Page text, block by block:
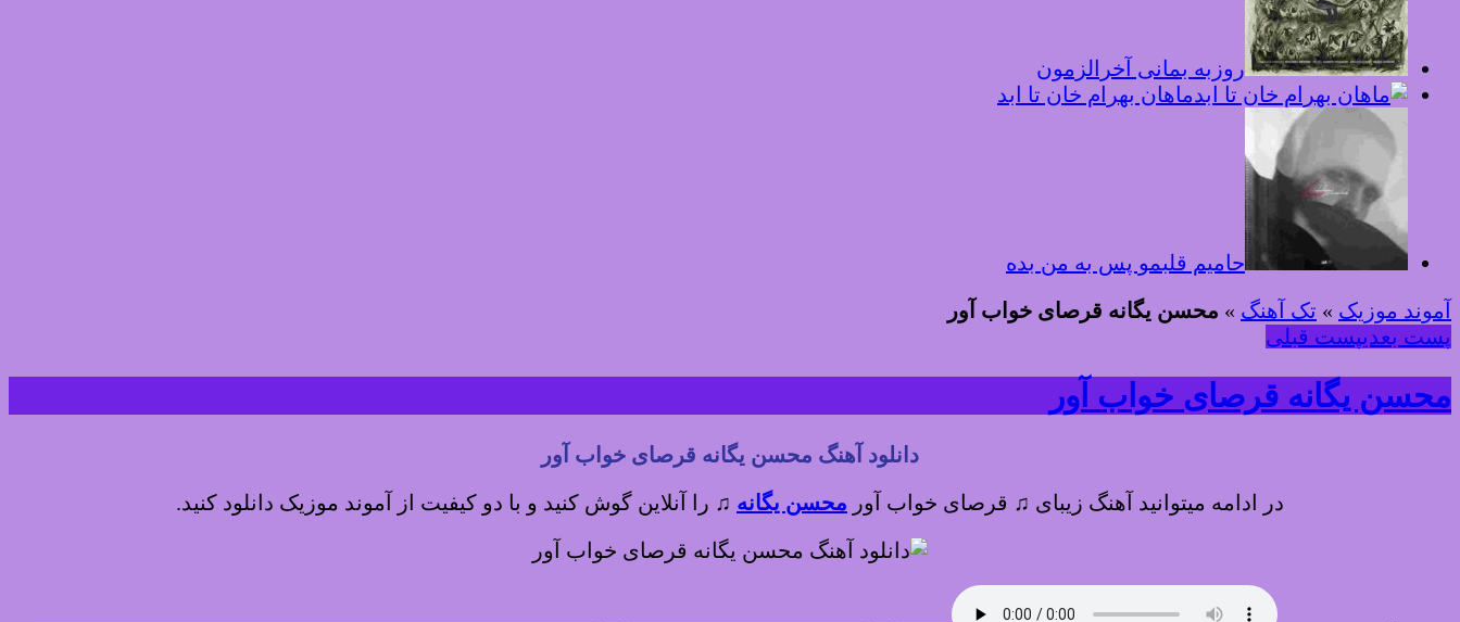
روزبه بمانی آخرالزمون
ماهان بهرام خان تا ابد
حامیم قلبمو پس به من بده
آموند موزیک » تک آهنگ » محسن یگانه قرصای خواب آور
پست بعدیپست قبلی
محسن یگانه قرصای خواب آور
دانلود آهنگ محسن یگانه قرصای خواب آور
در ادامه میتوانید آهنگ زیبای ♫ قرصای خواب آور محسن یگانه ♫ را آنلاین گوش کنید و با دو کیفیت از آموند موزیک دانلود کنید.